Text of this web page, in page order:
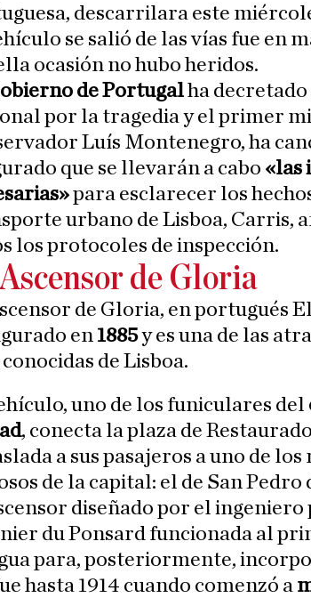
descarrilara este
se salió de las vías fue en
ocasión no hubo heridos.
de Portugalha decretado
por la tragedia y el primer
Luís Montenegro, ha
que se llevarán a cabo «las
para esclarecer los
urbano de Lisboa, Carris,
los protocoles de inspección.
de Gloria
de Gloria, en portugués
en 1885y es una de las
de Lisboa.
uno de los funiculares del
, conecta la plaza de
a sus pasajeros a uno de
de la capital: el de San
diseñado por el ingeniero
du Ponsard funcionada al
para, posteriormente,
hasta 1914 cuando comenzó a